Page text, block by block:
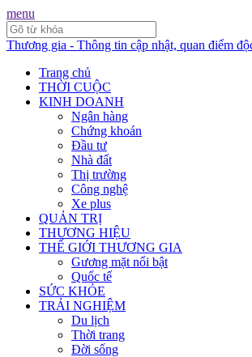
menu
Thương gia - Thông tin cập nhật, quan điểm
Trang chủ
THỜI CUỘC
KINH DOANH
Ngân hàng
Chứng khoán
Đầu tư
Nhà đất
Thị trường
Công nghệ
Xe plus
QUẢN TRỊ
THƯƠNG HIỆU
THẾ GIỚI THƯƠNG GIA
Gương mặt nổi bật
Quốc tế
SỨC KHỎE
TRẢI NGHIỆM
Du lịch
Thời trang
Đời sống